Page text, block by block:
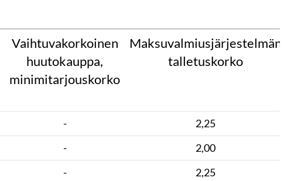
Vaihtuvakorkoinen
huutokauppa,
minimitarjouskorko
Maksuvalmiusjärjestelmän
talletuskorko
-
2,25
-
2,00
-
2,25